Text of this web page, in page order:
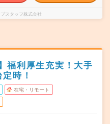
スタッフ株式会社
福利厚生充実！大手
時！
在宅・リモート